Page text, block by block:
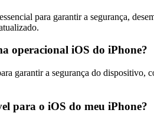
para garantir a segurança,
operacional iOS do iPhone?
garantir a segurança do
para o iOS do meu iPhone?